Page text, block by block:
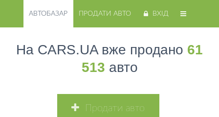
АВТОБАЗАР ПРОДАТИ АВТО ВХІД
На CARS.UA вже продано 61
513 авто
Продати авто